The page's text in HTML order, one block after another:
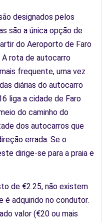
designados pelos
são a única opção de
do Aeroporto de Faro
rota de autocarro
frequente, uma vez
diárias do autocarro
liga a cidade de Faro
do caminho do
dos autocarros que
errada. Se o
dirige-se para a praia e
de €2.25, não existem
adquirido no condutor.
valor (€20 ou mais